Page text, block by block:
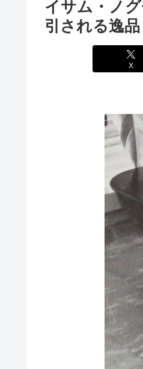
イサム・ノ
引される逸品
X